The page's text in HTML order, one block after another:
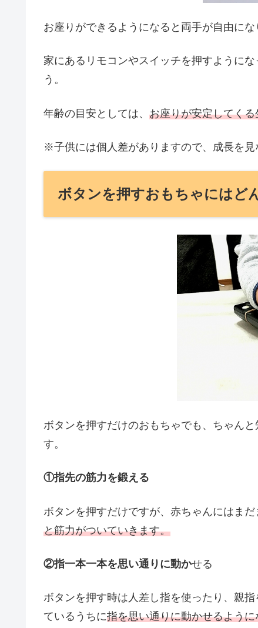
お座りができるようになると両手が自由に
家にあるリモコンやスイッチを押すように
う。
年齢の目安としては、 お座りが安定してくる
※子供には個人差がありますので、成長を見
ボタンを押すおもちゃにはど
ボタンを押すだけのおもちゃでも、ちゃん
す。
①指先の筋力を鍛える
ボタンを押すだけですが、赤ちゃんにはま
と筋力がついていきます。
②指一本一本を思い通りに動かせる
ボタンを押す時は人差し指を使ったり、親
ているうちに指を思い通りに動かせるよう